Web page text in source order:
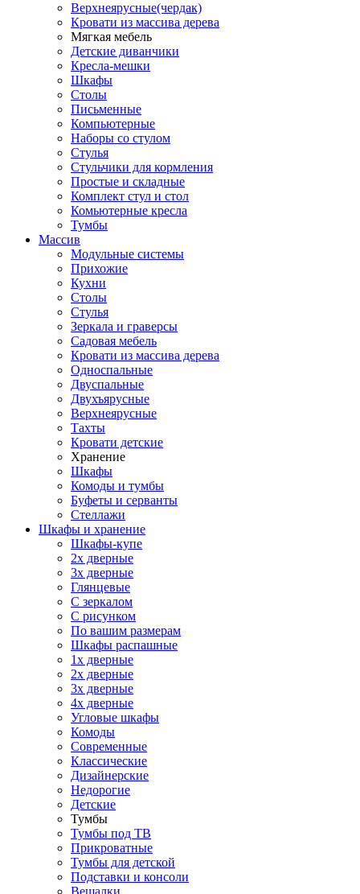
Верхнеярусные(чердак)
Кровати из массива дерева
Мягкая мебель
Детские диванчики
Кресла-мешки
Шкафы
Столы
Письменные
Компьютерные
Наборы со стулом
Стулья
Стульчики для кормления
Простые и складные
Комплект стул и стол
Комьютерные кресла
Тумбы
Массив
Модульные системы
Прихожие
Кухни
Столы
Стулья
Зеркала и граверсы
Садовая мебель
Кровати из массива дерева
Односпальные
Двуспальные
Двухъярусные
Верхнеярусные
Тахты
Кровати детские
Хранение
Шкафы
Комоды и тумбы
Буфеты и серванты
Стеллажи
Шкафы и хранение
Шкафы-купе
2х дверные
3х дверные
Глянцевые
С зеркалом
С рисунком
По вашим размерам
Шкафы распашные
1х дверные
2х дверные
3х дверные
4х дверные
Угловые шкафы
Комоды
Современные
Классические
Дизайнерские
Недорогие
Детские
Тумбы
Тумбы под ТВ
Прикроватные
Тумбы для детской
Подставки и консоли